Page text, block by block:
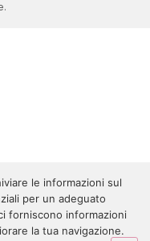
le informazioni sul
per un adeguato
forniscono informazioni
la tua navigazione.